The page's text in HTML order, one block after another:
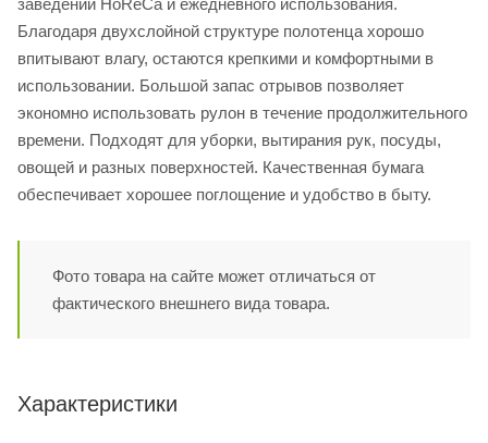
заведений HoReCa и ежедневного использования.
Благодаря двухслойной структуре полотенца хорошо
впитывают влагу, остаются крепкими и комфортными в
использовании. Большой запас отрывов позволяет
экономно использовать рулон в течение продолжительного
времени. Подходят для уборки, вытирания рук, посуды,
овощей и разных поверхностей. Качественная бумага
обеспечивает хорошее поглощение и удобство в быту.
Фото товара на сайте может отличаться от
фактического внешнего вида товара.
Характеристики